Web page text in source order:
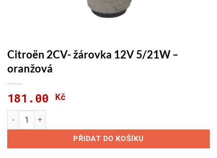
Citroën 2CV- žárovka 12V 5/21W –
oranžová
181.00 Kč
Citroën 2CV- žárovka 12V 5/21W - oranžová množství
PŘIDAT DO KOŠÍKU